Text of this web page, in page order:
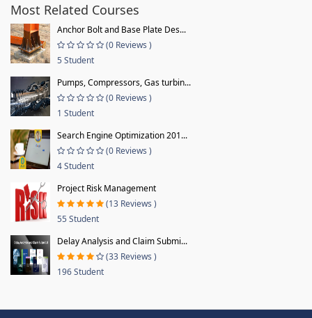
Most Related Courses
Anchor Bolt and Base Plate Des...
(0 Reviews )
5 Student
Pumps, Compressors, Gas turbin...
(0 Reviews )
1 Student
Search Engine Optimization 201...
(0 Reviews )
4 Student
Project Risk Management
(13 Reviews )
55 Student
Delay Analysis and Claim Submi...
(33 Reviews )
196 Student